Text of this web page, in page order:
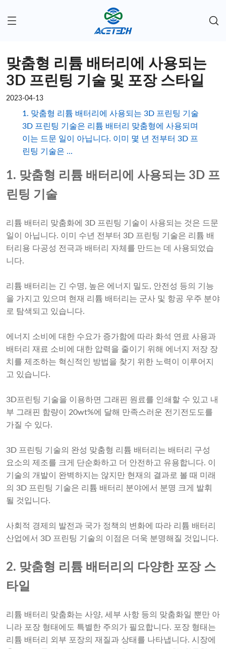
맞춤형 리튬 배터리에 사용되는
3D 프린팅 기술 및 포장 스타일
2023-04-13
1. 맞춤형 리튬 배터리에 사용되는 3D 프린팅 기술
3D 프린팅 기술은 리튬 배터리 맞춤형에 사용되며
이는 드문 일이 아닙니다. 이미 몇 년 전부터 3D 프
린팅 기술은 ...
1. 맞춤형 리튬 배터리에 사용되는 3D 프
린팅 기술
리튬 배터리 맞춤화에 3D 프린팅 기술이 사용되는 것은 드문
일이 아닙니다. 이미 수년 전부터 3D 프린팅 기술은 리튬 배
터리용 다공성 전극과 배터리 자체를 만드는 데 사용되었습
니다.
리튬 배터리는 긴 수명, 높은 에너지 밀도, 안전성 등의 기능
을 가지고 있으며 현재 리튬 배터리는 군사 및 항공 우주 분야
로 탐색되고 있습니다.
에너지 소비에 대한 수요가 증가함에 따라 화석 연료 사용과
배터리 재료 소비에 대한 압력을 줄이기 위해 에너지 저장 장
치를 제조하는 혁신적인 방법을 찾기 위한 노력이 이루어지
고 있습니다.
3D프린팅 기술을 이용하면 그래핀 원료를 인쇄할 수 있고 내
부 그래핀 함량이 20wt%에 달해 만족스러운 전기전도도를
가질 수 있다.
3D 프린팅 기술의 완성 맞춤형 리튬 배터리 는 배터리 구성
요소의 제조를 크게 단순화하고 더 안전하고 유용합니다. 이
기술의 개발이 완벽하지는 않지만 현재의 결과로 볼 때 미래
의 3D 프린팅 기술은 리튬 배터리 분야에서 분명 크게 발휘
될 것입니다.
사회적 경제의 발전과 국가 정책의 변화에 따라 리튬 배터리
산업에서 3D 프린팅 기술의 이점은 더욱 분명해질 것입니다.
2. 맞춤형 리튬 배터리의 다양한 포장 스
타일
리튬 배터리 맞춤화는 사양, 세부 사항 등의 맞춤화일 뿐만 아
니라 포장 형태에도 특별한 주의가 필요합니다. 포장 형태는
리튬 배터리 외부 포장의 재질과 상태를 나타냅니다. 시장에